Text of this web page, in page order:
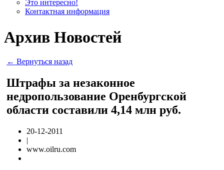
Это интересно!
Контактная информация
Архив Новостей
← Вернуться назад
Штрафы за незаконное
недропользование Оренбургской
области составили 4,14 млн руб.
20-12-2011
|
www.oilru.com